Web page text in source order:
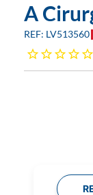
A
LV513560